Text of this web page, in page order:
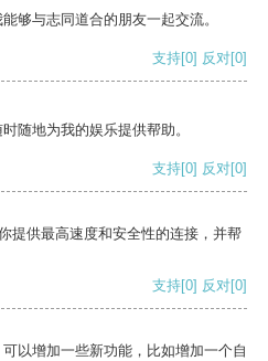
够与志同道合的朋友一起交流。
支持[0] 反对[0]
随地为我的娱乐提供帮助。
支持[0] 反对[0]
提供最高速度和安全性的连接，并帮
支持[0] 反对[0]
以增加一些新功能，比如增加一个自